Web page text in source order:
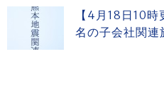
【4月18日10
名の子会社関連